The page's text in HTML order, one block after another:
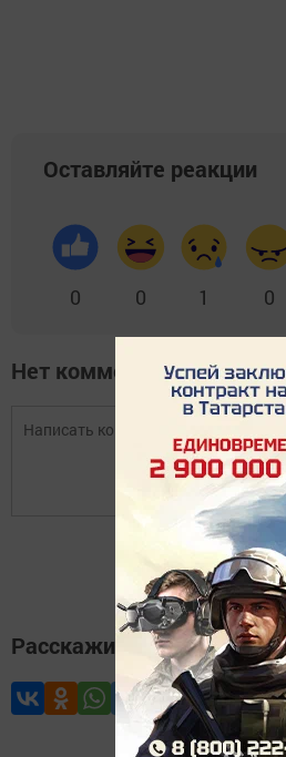
Оставляйте реакции
0 0 1 0
Нет комментариев
Авторизоваться
Расскажите друзьям